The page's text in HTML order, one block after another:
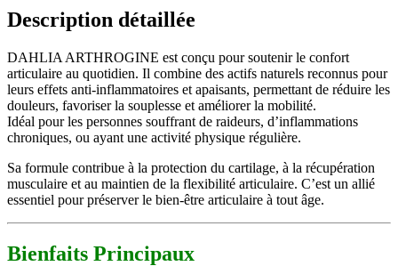
Description détaillée
DAHLIA ARTHROGINE est conçu pour soutenir le confort
articulaire au quotidien. Il combine des actifs naturels reconnus pour
leurs effets anti-inflammatoires et apaisants, permettant de réduire les
douleurs, favoriser la souplesse et améliorer la mobilité.
Idéal pour les personnes souffrant de raideurs, d’inflammations
chroniques, ou ayant une activité physique régulière.
Sa formule contribue à la protection du cartilage, à la récupération
musculaire et au maintien de la flexibilité articulaire. C’est un allié
essentiel pour préserver le bien-être articulaire à tout âge.
Bienfaits Principaux